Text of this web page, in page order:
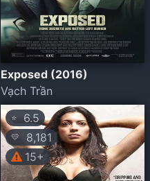
Exposed (2016)
Vạch Trần
⭐ 6.5
💛
8,181
15+